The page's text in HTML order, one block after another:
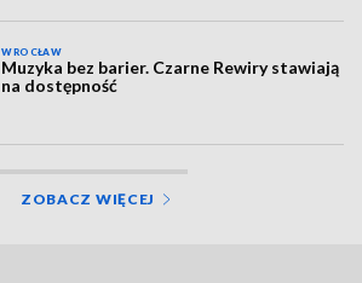
WROCŁAW
Muzyka bez barier. Czarne Rewiry stawiają
na dostępność
ZOBACZ WIĘCEJ